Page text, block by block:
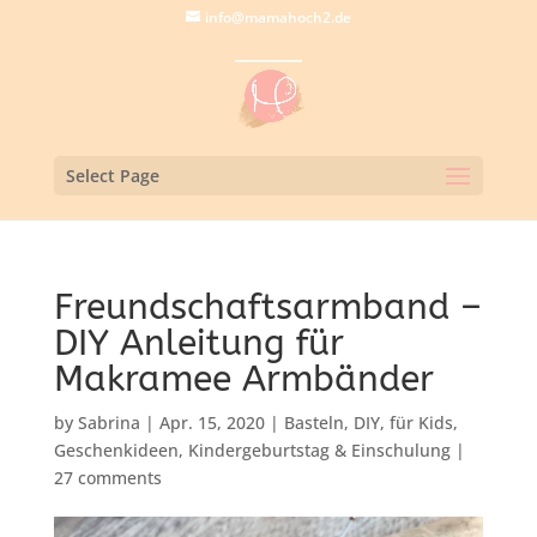
info@mamahoch2.de
Select Page
Freundschaftsarmband –
DIY Anleitung für
Makramee Armbänder
by Sabrina | Apr. 15, 2020| Basteln, DIY, für Kids,
Geschenkideen, Kindergeburtstag & Einschulung|
27 comments